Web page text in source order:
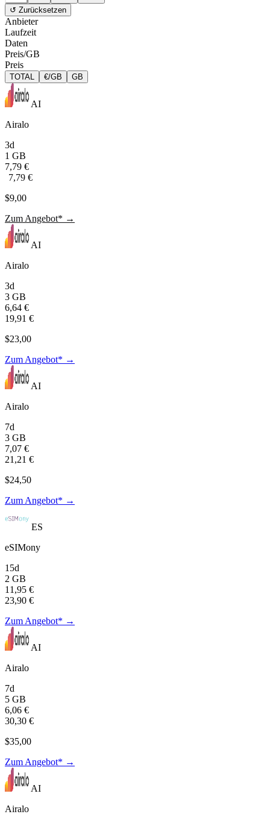
↺ Zurücksetzen
Anbieter
Laufzeit
Daten
Preis/GB
Preis
TOTAL €/GB GB
AI
Airalo
3d
1 GB
7,79 €
7,79 €
$9,00
Zum Angebot* →
AI
Airalo
3d
3 GB
6,64 €
19,91 €
$23,00
Zum Angebot* →
AI
Airalo
7d
3 GB
7,07 €
21,21 €
$24,50
Zum Angebot* →
ES
eSIMony
15d
2 GB
11,95 €
23,90 €
Zum Angebot* →
AI
Airalo
7d
5 GB
6,06 €
30,30 €
$35,00
Zum Angebot* →
AI
Airalo